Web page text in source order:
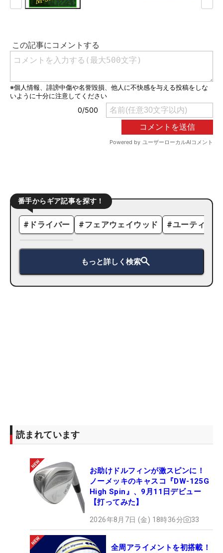
番手からギア記事を探す！
# ドライバー #フェアウェイウッド #ユーティリ
もっと詳しく検索
読まれています
お助けドルフィンが激スピンに！
ノーメッキのキャスコ『DW-125G
High Spin』、9月11日デビュー
【打ってみた】
2026年8月7日 (金) 18時36分 33
全周アライメントを初搭載！